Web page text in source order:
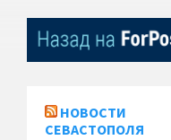
НОВОСТИ
СЕВАСТОПОЛЯ